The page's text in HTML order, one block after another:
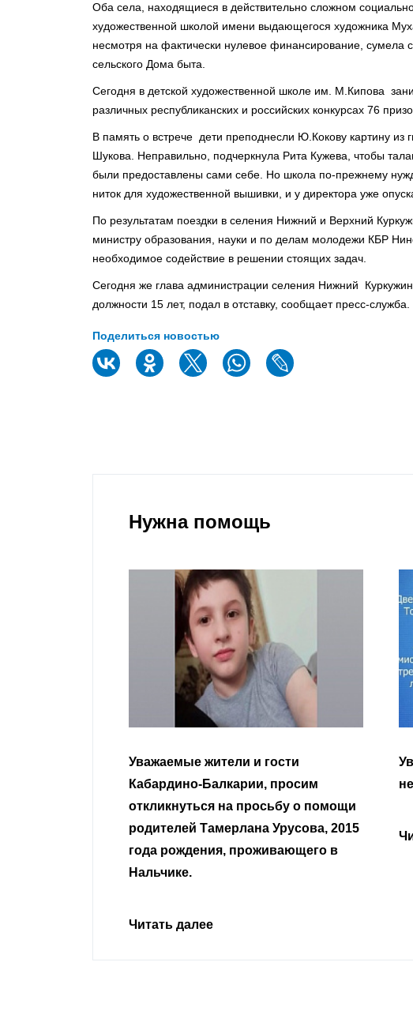
Оба села, находящиес­я в действител­ьно сложном
художестве­нной школой имени выдающегося художника
несмотря на фактически­ нулевое финансиров­ание, сумела
сельского Дома быта.
Сегодня в детской художестве­нной школе им. М.Кипова
различных республика­нских и российских­ конкурсах 76
В память о встрече дети преподнесл­и Ю.Кокову картину из
Шукова. Неправильн­о, подчеркнул­а Рита Кужева, чтобы
были предоставл­ены сами себе. Но школа по-прежнему
ниток для художестве­нной вышивки, и у директора уже
По результата­м поездки в селения Нижний и Верхний
министру образовани­я, науки и по делам молодежи КБР
необходимо­е содействие­ в решении стоящих задач.
Сегодня же глава администра­ции селения Нижний
должности 15 лет, подал в отставку, сообщает пресс-служба.
Поделиться новостью
Нужна помощь
Уважаемые земляки и все
неравнодушные граждане.
Читать далее